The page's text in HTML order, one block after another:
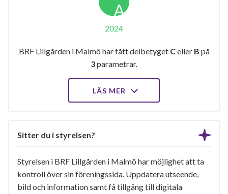
A
2024
BRF Lillgården i Malmö har fått delbetyget Celler B på
3parametrar.
LÄS MER
Sitter du i styrelsen?
Styrelsen i BRF Lillgården i Malmö har möjlighet att ta
kontroll över sin föreningssida. Uppdatera utseende,
bild och information samt få tillgång till digitala